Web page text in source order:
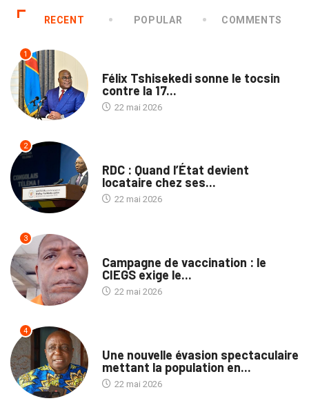
RECENT POPULAR COMMENTS
1
Félix Tshisekedi sonne le tocsin
contre la 17...
22 mai 2026
2
RDC : Quand l’État devient
locataire chez ses...
22 mai 2026
3
Campagne de vaccination : le
CIEGS exige le...
22 mai 2026
4
Une nouvelle évasion spectaculaire
mettant la population en...
22 mai 2026